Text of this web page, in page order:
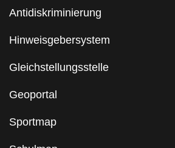
Antidiskriminierung
Hinweisgebersystem
Gleichstellungsstelle
Geoportal
Sportmap